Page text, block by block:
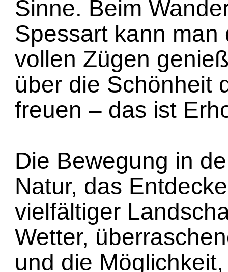
Sinne. Beim
Spessart kann man
vollen Zügen
über die Schönheit
freuen – das ist
Die Bewegung in
Natur, das
vielfältiger
Wetter,
und die